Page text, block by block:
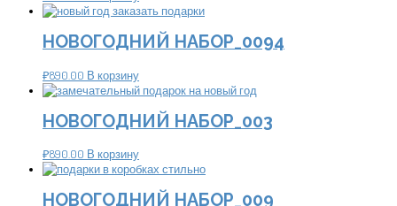
НОВОГОДНИЙ НАБОР_0094
₽890.00 В корзину
НОВОГОДНИЙ НАБОР_003
₽890.00 В корзину
НОВОГОДНИЙ НАБОР_009